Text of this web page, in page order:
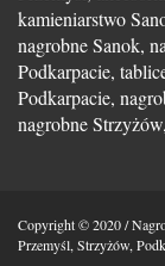
kamieniarstwo
nagrobne Sanok,
Podkarpacie,
Podkarpacie,
nagrobne
Copyright © 2020 /
Przemyśl, Strzyżów,